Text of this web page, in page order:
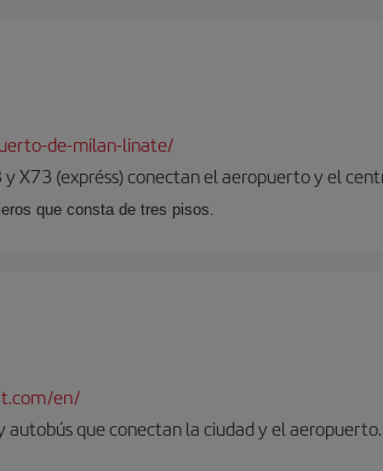
de-milan-linate/
y X73 (expréss) conectan el aeropuerto y el
que consta de tres pisos.
en/
autobús que conectan la ciudad y el aeropuerto.